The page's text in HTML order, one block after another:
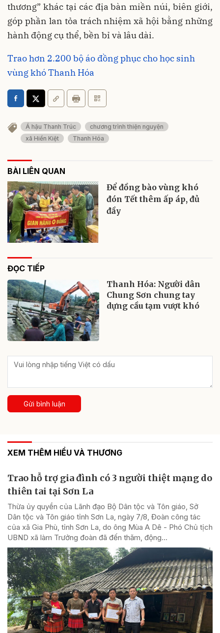
thương” khác tại các địa bàn miền núi, biên giới,
góp phần lan tỏa trách nhiệm xã hội bằng những
hành động cụ thể, bền bỉ và lâu dài.
Trao hơn 2.200 bộ áo đồng phục cho học sinh
vùng khó Thanh Hóa
Á hậu Thanh Trúc
chương trình thiện nguyện
xã Hiền Kiệt
Thanh Hóa
BÀI LIÊN QUAN
Để đồng bào vùng khó
đón Tết thêm ấp áp, đủ
đầy
ĐỌC TIẾP
Thanh Hóa: Người dân
Chung Sơn chung tay
dựng cầu tạm vượt khó
Gửi bình luận
XEM THÊM HIỂU VÀ THƯƠNG
Trao hỗ trợ gia đình có 3 người thiệt mạng do
thiên tai tại Sơn La
Thừa ủy quyền của Lãnh đạo Bộ Dân tộc và Tôn giáo, Sở
Dân tộc và Tôn giáo tỉnh Sơn La, ngày 7/8, Đoàn công tác
của xã Gia Phù, tỉnh Sơn La, do ông Mùa A Dê - Phó Chủ tịch
UBND xã làm Trưởng đoàn đã đến thăm, động...